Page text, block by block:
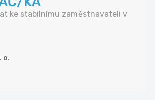
ke stabilnímu zaměstnavateli v
o.